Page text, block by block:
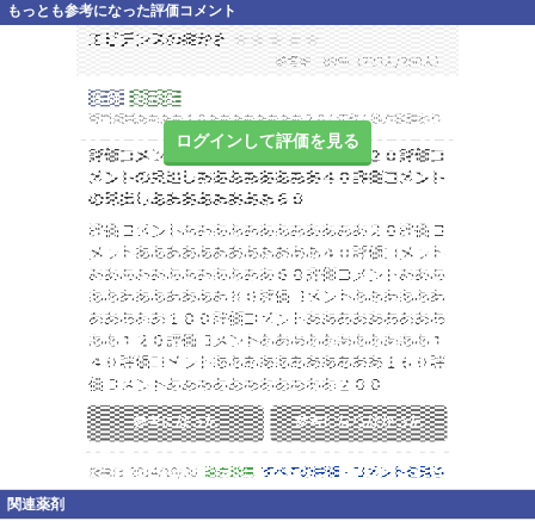
もっとも参考になった評価コメント
ログインして評価を見る
関連薬剤